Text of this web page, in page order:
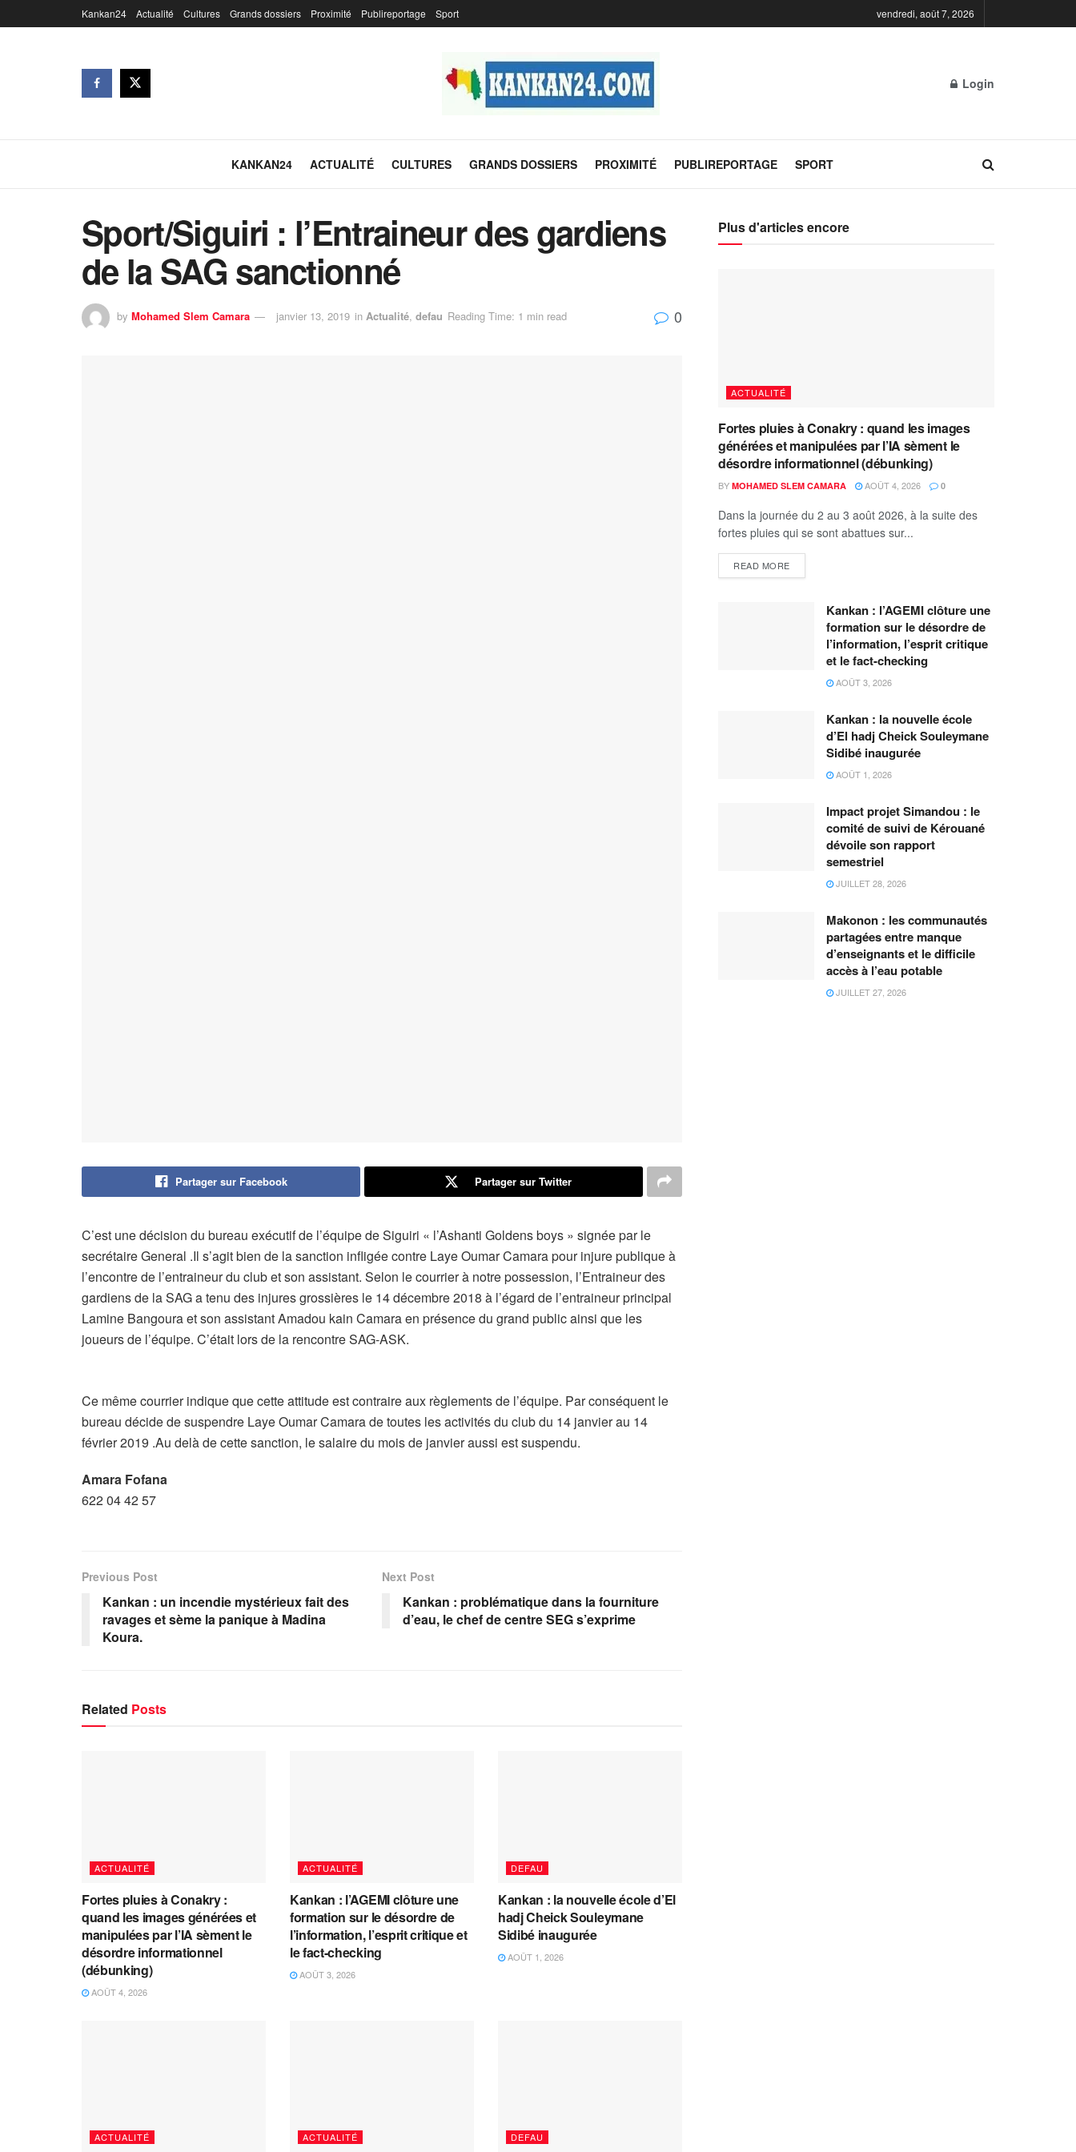
Kankan24 Actualité Cultures Grands dossiers Proximité Publireportage Sport vendredi, août 7, 2026
Login
KANKAN24 ACTUALITÉ CULTURES GRANDS DOSSIERS PROXIMITÉ PUBLIREPORTAGE SPORT
Sport/Siguiri : l’Entraineur des gardiens
de la SAG sanctionné
by Mohamed Slem Camara janvier 13, 2019 in Actualité, defau Reading Time: 1 min read 0
Partager sur Facebook Partager sur Twitter
C’est une décision du bureau exécutif de l’équipe de Siguiri « l’Ashanti Goldens boys » signée par le
secrétaire General .Il s’agit bien de la sanction infligée contre Laye Oumar Camara pour injure publique à
l’encontre de l’entraineur du club et son assistant. Selon le courrier à notre possession, l’Entraineur des
gardiens de la SAG a tenu des injures grossières le 14 décembre 2018 à l’égard de l’entraineur principal
Lamine Bangoura et son assistant Amadou kain Camara en présence du grand public ainsi que les
joueurs de l’équipe. C’était lors de la rencontre SAG-ASK.
Ce même courrier indique que cette attitude est contraire aux règlements de l’équipe. Par conséquent le
bureau décide de suspendre Laye Oumar Camara de toutes les activités du club du 14 janvier au 14
février 2019 .Au delà de cette sanction, le salaire du mois de janvier aussi est suspendu.
Amara Fofana
622 04 42 57
Previous Post
Kankan : un incendie mystérieux fait des
ravages et sème la panique à Madina
Koura.
Next Post
Kankan : problématique dans la fourniture
d’eau, le chef de centre SEG s’exprime
Related Posts
ACTUALITÉ
Fortes pluies à Conakry :
quand les images générées et
manipulées par l’IA sèment le
désordre informationnel
(débunking)
AOÛT 4, 2026
ACTUALITÉ
Kankan : l’AGEMI clôture une
formation sur le désordre de
l’information, l’esprit critique et
le fact-checking
AOÛT 3, 2026
DEFAU
Kankan : la nouvelle école d’El
hadj Cheick Souleymane
Sidibé inaugurée
AOÛT 1, 2026
ACTUALITÉ ACTUALITÉ DEFAU
Plus d'articles encore
ACTUALITÉ
Fortes pluies à Conakry : quand les images
générées et manipulées par l’IA sèment le
désordre informationnel (débunking)
BY MOHAMED SLEM CAMARA AOÛT 4, 2026 0
Dans la journée du 2 au 3 août 2026, à la suite des
fortes pluies qui se sont abattues sur...
READ MORE
Kankan : l’AGEMI clôture une
formation sur le désordre de
l’information, l’esprit critique
et le fact-checking
AOÛT 3, 2026
Kankan : la nouvelle école
d’El hadj Cheick Souleymane
Sidibé inaugurée
AOÛT 1, 2026
Impact projet Simandou : le
comité de suivi de Kérouané
dévoile son rapport
semestriel
JUILLET 28, 2026
Makonon : les communautés
partagées entre manque
d’enseignants et le difficile
accès à l’eau potable
JUILLET 27, 2026